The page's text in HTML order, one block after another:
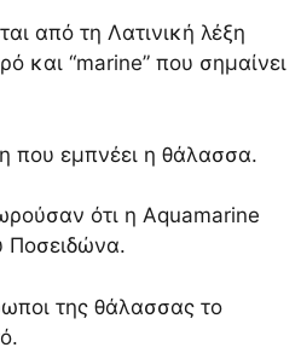
από τη Λατινική λέξη
και “marine” που σημαίνει
που εμπνέει η θάλασσα.
ότι η Aquamarine
Ποσειδώνα.
της θάλασσας το